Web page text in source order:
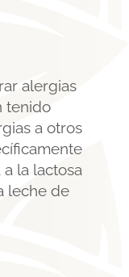
alergias
tenido
a otros
la lactosa
leche de